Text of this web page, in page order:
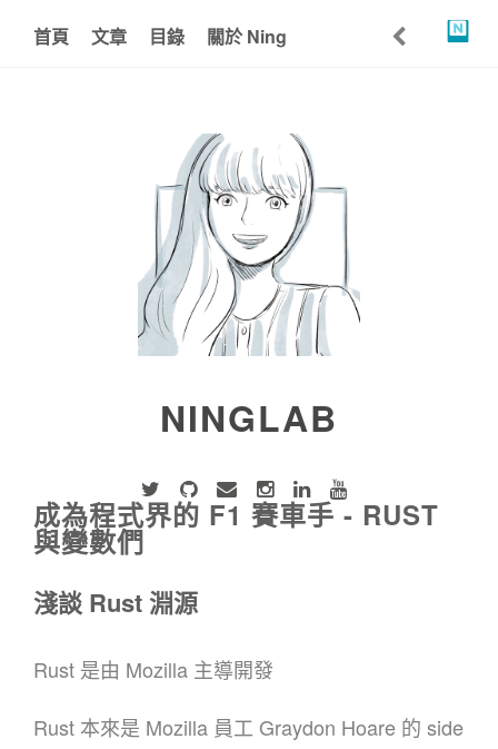
NINGLAB
首頁 文章 目錄 關於 Ning
成為程式界的 F1 賽車手 - RUST
與變數們
淺談 Rust 淵源
Rust 是由 Mozilla 主導開發
Rust 本來是 Mozilla 員工 Graydon Hoare 的 side